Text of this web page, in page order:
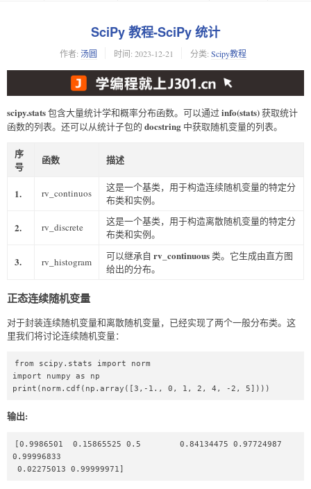
SciPy 教程-SciPy 统计
作者: 汤圆 时间: 2023-12-21 分类: Scipy教程
scipy.stats包含大量统计学和概率分布函数。可以通过info(stats)获取统计
函数的列表。还可以从统计子包的 docstring 中获取随机变量的列表。
序
号
函数 描述
1. rv_continuos
这是一个基类，用于构造连续随机变量的特定分
布类和实例。
2. rv_discrete
这是一个基类，用于构造离散随机变量的特定分
布类和实例。
3. rv_histogram 可以继承自 rv_continuous类。它生成由直方图
给出的分布。
正态连续随机变量
对于封装连续随机变量和离散随机变量，已经实现了两个一般分布类。这
里我们将讨论连续随机变量：
from scipy.stats import norm
import numpy as np
print(norm.cdf(np.array([3,-1., 0, 1, 2, 4, -2, 5])))
输出:
[0.9986501  0.15865525 0.5        0.84134475 0.97724987
0.99996833
0.02275013 0.99999971]